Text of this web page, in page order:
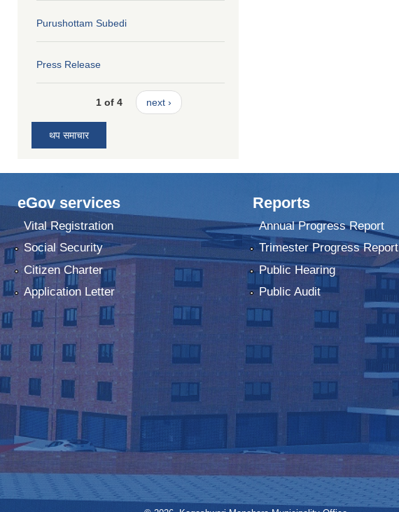
Purushottam Subedi
Press Release
1 of 4 next ›
थप समाचार
eGov services
Vital Registration
Social Security
Citizen Charter
Application Letter
Reports
Annual Progress Report
Trimester Progress Report
Public Hearing
Public Audit